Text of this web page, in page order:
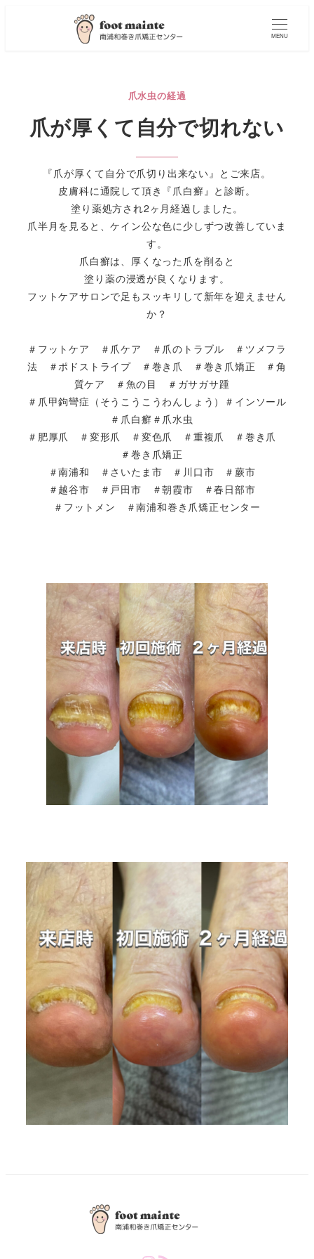
MENU
爪水虫の経過
爪が厚くて自分で切れない
『爪が厚くて自分で爪切り出来ない』とご来店。
皮膚科に通院して頂き『爪白癬』と診断。
塗り薬処方され2ヶ月経過しました。
爪半月を見ると、ケイン公な色に少しずつ改善していま
す。
爪白癬は、厚くなった爪を削ると
塗り薬の浸透が良くなります。
フットケアサロンで足もスッキリして新年を迎えません
か？
＃フットケア ＃爪ケア ＃爪のトラブル ＃ツメフラ
法 ＃ポドストライプ ＃巻き爪 ＃巻き爪矯正 ＃角
質ケア ＃魚の目 ＃ガサガサ踵
＃爪甲鉤彎症（そうこうこうわんしょう）＃インソール
＃爪白癬＃爪水虫
＃肥厚爪 ＃変形爪 ＃変色爪 ＃重複爪 ＃巻き爪
＃巻き爪矯正
＃南浦和 ＃さいたま市 ＃川口市 ＃蕨市
＃越谷市 ＃戸田市 ＃朝霞市 ＃春日部市
＃フットメン ＃南浦和巻き爪矯正センター